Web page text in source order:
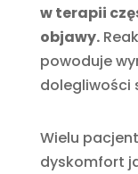
w terapii
objawy.
powoduje
dolegliwości
Wielu
dyskomfort